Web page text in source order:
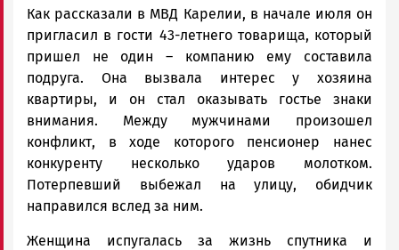
Как рассказали в МВД Карелии, в начале июля он
пригласил в гости 43-летнего товарища, который
пришел не один – компанию ему составила
подруга. Она вызвала интерес у хозяина
квартиры, и он стал оказывать гостье знаки
внимания. Между мужчинами произошел
конфликт, в ходе которого пенсионер нанес
конкуренту несколько ударов молотком.
Потерпевший выбежал на улицу, обидчик
направился вслед за ним.
Женщина испугалась за жизнь спутника и